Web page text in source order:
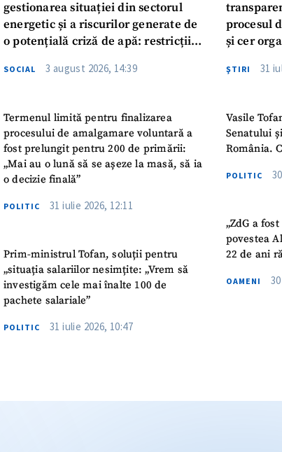
gestionarea situației din sectorul
energetic și a riscurilor generate de
o potențială criză de apă: restricții
SOCIAL 3 august 2026, 14:39
Termenul limită pentru finalizarea
procesului de amalgamare voluntară a
fost prelungit pentru 200 de primării:
„Mai au o lună să se așeze la masă, să ia
o decizie finală”
POLITIC 31 iulie 2026, 12:11
Prim-ministrul Tofan, soluții pentru
„situația salariilor nesimțite: „Vrem să
investigăm cele mai înalte 100 de
pachete salariale”
POLITIC 31 iulie 2026, 10:47
procesul
și cer
ŞTIRI 31
Vasile
Senatului
România.
POLITIC
„ZdG a
povestea
22 de ani
OAMENI